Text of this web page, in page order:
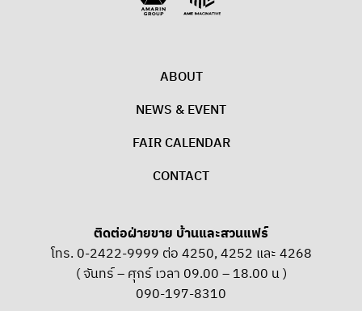
ABOUT
NEWS & EVENT
FAIR CALENDAR
CONTACT
ติดต่อฝ่ายขาย บ้านและสวนแฟร์
โทร. 0-2422-9999 ต่อ 4250, 4252 และ 4268
( จันทร์ – ศุกร์ เวลา 09.00 – 18.00 น )
090-197-8310